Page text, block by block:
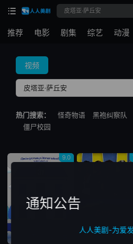
推荐 电影 剧集 综艺 动漫
视频
热门搜索： 怪奇物语 黑袍纠察队
僵尸校园
9.0
通知公告
人人美剧-为爱